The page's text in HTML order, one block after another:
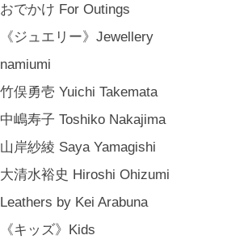
おでかけ For Outings
《ジュエリー》Jewellery
namiumi
竹俣勇壱 Yuichi Takemata
中嶋寿子 Toshiko Nakajima
山岸紗綾 Saya Yamagishi
大清水裕史 Hiroshi Ohizumi
Leathers by Kei Arabuna
《キッズ》Kids
バレンタインデー Valentine's Day
夏 Summer
秋 Autumn
冬 Winter
《ご予約》Made to Order